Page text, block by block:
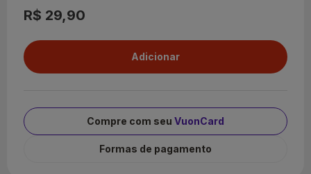
R$ 29,90
Compre com seu VuonCard
Formas de pagamento